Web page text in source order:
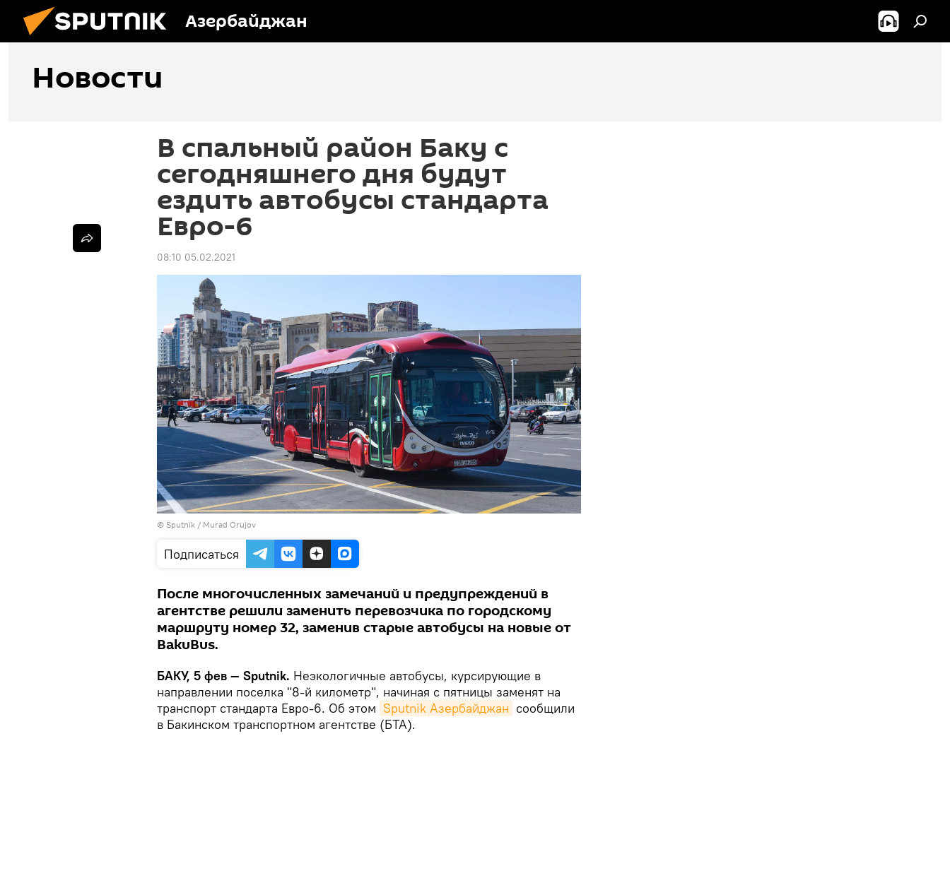
Азербайджан
Новости
В спальный район Баку с
сегодняшнего дня будут
ездить автобусы стандарта
Евро-6
08:10 05.02.2021
© Sputnik / Murad Orujov
Подписаться
После многочисленных замечаний и предупреждений в
агентстве решили заменить перевозчика по городскому
маршруту номер 32, заменив старые автобусы на новые от
BakuBus.
БАКУ, 5 фев — Sputnik. Неэкологичные автобусы, курсирующие в
направлении поселка "8-й километр", начиная с пятницы заменят на
транспорт стандарта Евро-6. Об этом Sputnik Азербайджан сообщили
в Бакинском транспортном агентстве (БТА).